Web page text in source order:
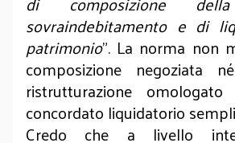
sovraindebitamento e di
patrimonio”. La norma non
composizione negoziata
ristrutturazione
concordato liquidatorio
Credo che a livello